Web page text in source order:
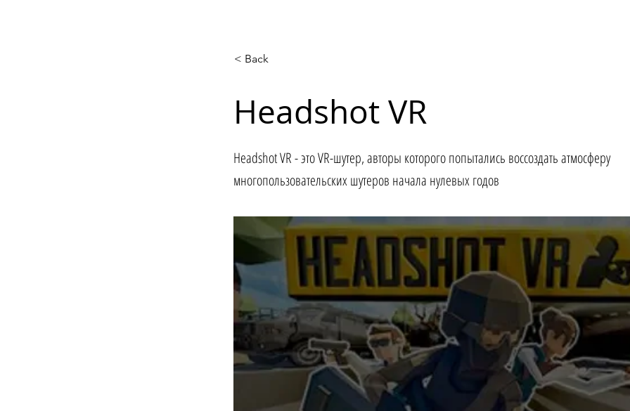
< Back
Headshot VR
Headshot VR - это VR-шутер, авторы которого попытались воссоздать атмосферу
многопользовательских шутеров начала нулевых годов